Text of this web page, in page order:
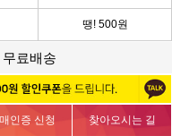
땡! 500원
료배송
인증 신청 찾아오시는 길